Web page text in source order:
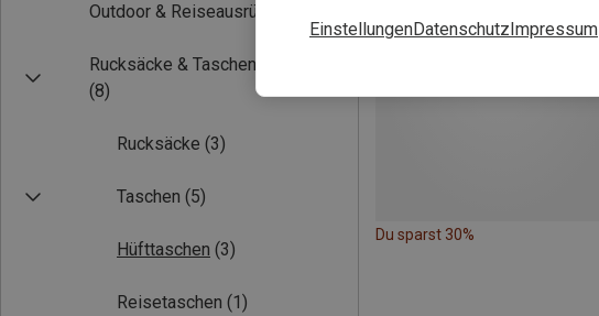
Outdoor & Reiseausrüstung
Rucksäcke & Taschen
(8)
Rucksäcke (3)
Taschen (5)
Hüfttaschen (3)
Reisetaschen (1)
Du sparst 30%
EinstellungenDatenschutzImpressum